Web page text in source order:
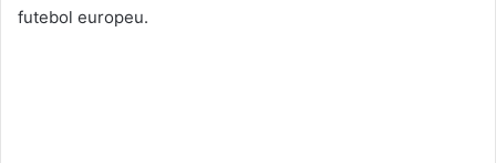
futebol europeu.